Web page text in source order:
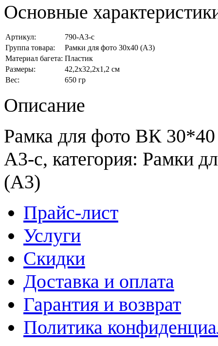
Основные
Артикул:
790-А3-c
Группа товара:
Рамки для фото 30x40 (А3)
Материал багета: Пластик
Размеры:
42,2x32,2x1,2 см
Вес:
650 гр
Описание
Рамка для фото ВК 30*40
А3-c, категория: Рамки
(А3)
Прайс-лист
Услуги
Скидки
Доставка и оплата
Гарантия и возврат
Политика